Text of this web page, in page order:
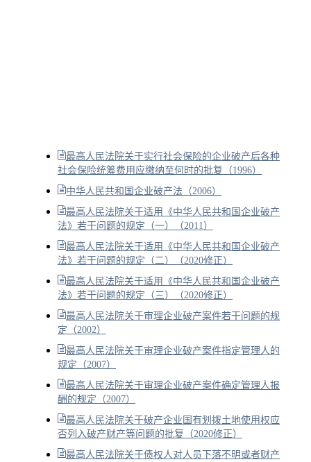
最高人民法院关于实行社会保险的企业破产后各种
社会保险统筹费用应缴纳至何时的批复（1996）
中华人民共和国企业破产法（2006）
最高人民法院关于适用《中华人民共和国企业破产
法》若干问题的规定（一）（2011）
最高人民法院关于适用《中华人民共和国企业破产
法》若干问题的规定（二）（2020修正）
最高人民法院关于适用《中华人民共和国企业破产
法》若干问题的规定（三）（2020修正）
最高人民法院关于审理企业破产案件若干问题的规
定（2002）
最高人民法院关于审理企业破产案件指定管理人的
规定（2007）
最高人民法院关于审理企业破产案件确定管理人报
酬的规定（2007）
最高人民法院关于破产企业国有划拨土地使用权应
否列入破产财产等问题的批复（2020修正）
最高人民法院关于债权人对人员下落不明或者财产